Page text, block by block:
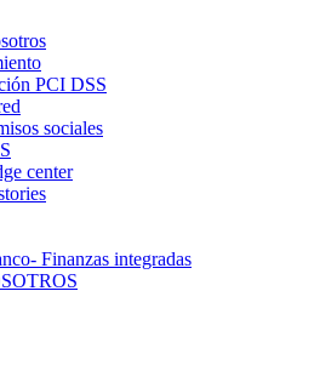
PCI DSS
sociales
center
Finanzas integradas